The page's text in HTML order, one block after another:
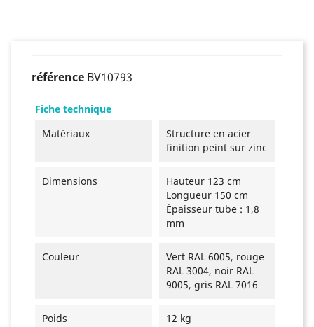
référence BV10793
Fiche technique
Matériaux
Structure en acier
finition peint sur zinc
Dimensions
Hauteur 123 cm
Longueur 150 cm
Épaisseur tube : 1,8
mm
Couleur
Vert RAL 6005, rouge
RAL 3004, noir RAL
9005, gris RAL 7016
Poids 12 kg